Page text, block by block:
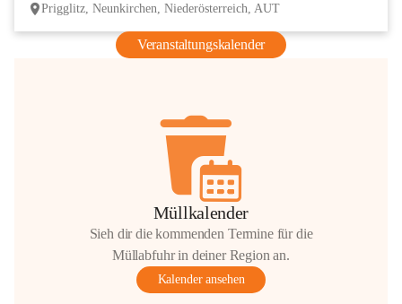
Prigglitz, Neunkirchen, Niederösterreich, AUT
Veranstaltungskalender
Müllkalender
Sieh dir die kommenden Termine für die
Müllabfuhr in deiner Region an.
Kalender ansehen